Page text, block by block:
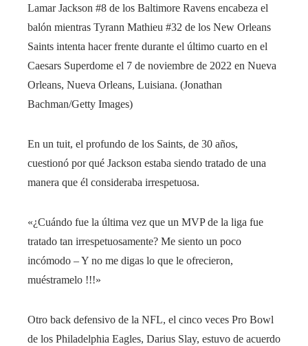
Lamar Jackson #8 de los Baltimore Ravens encabeza el
balón mientras Tyrann Mathieu #32 de los New Orleans
Saints intenta hacer frente durante el último cuarto en el
Caesars Superdome el 7 de noviembre de 2022 en Nueva
Orleans, Nueva Orleans, Luisiana. (Jonathan
Bachman/Getty Images)
En un tuit, el profundo de los Saints, de 30 años,
cuestionó por qué Jackson estaba siendo tratado de una
manera que él consideraba irrespetuosa.
«¿Cuándo fue la última vez que un MVP de la liga fue
tratado tan irrespetuosamente? Me siento un poco
incómodo – Y no me digas lo que le ofrecieron,
muéstramelo !!!»
Otro back defensivo de la NFL, el cinco veces Pro Bowl
de los Philadelphia Eagles, Darius Slay, estuvo de acuerdo